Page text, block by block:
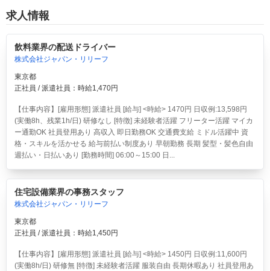
求人情報
飲料業界の配送ドライバー
株式会社ジャパン・リリーフ
東京都
正社員 / 派遣社員：時給1,470円
【仕事内容】[雇用形態] 派遣社員 [給与] <時給> 1470円 日収例:13,598円
(実働8h、残業1h/日) 研修なし [特徴] 未経験者活躍 フリーター活躍 マイカ
ー通勤OK 社員登用あり 高収入 即日勤務OK 交通費支給 ミドル活躍中 資
格・スキルを活かせる 給与前払い制度あり 早朝勤務 長期 髪型・髪色自由
週払い・日払いあり [勤務時間] 06:00～15:00 日...
住宅設備業界の事務スタッフ
株式会社ジャパン・リリーフ
東京都
正社員 / 派遣社員：時給1,450円
【仕事内容】[雇用形態] 派遣社員 [給与] <時給> 1450円 日収例:11,600円
(実働8h/日) 研修無 [特徴] 未経験者活躍 服装自由 長期休暇あり 社員登用あ